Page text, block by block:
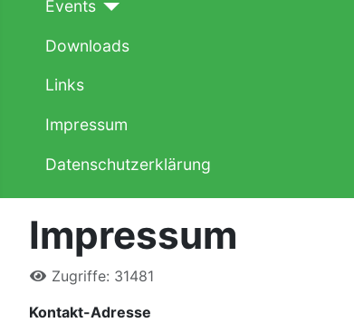
Events
Downloads
Links
Impressum
Datenschutzerklärung
Impressum
Zugriffe: 31481
Kontakt-Adresse